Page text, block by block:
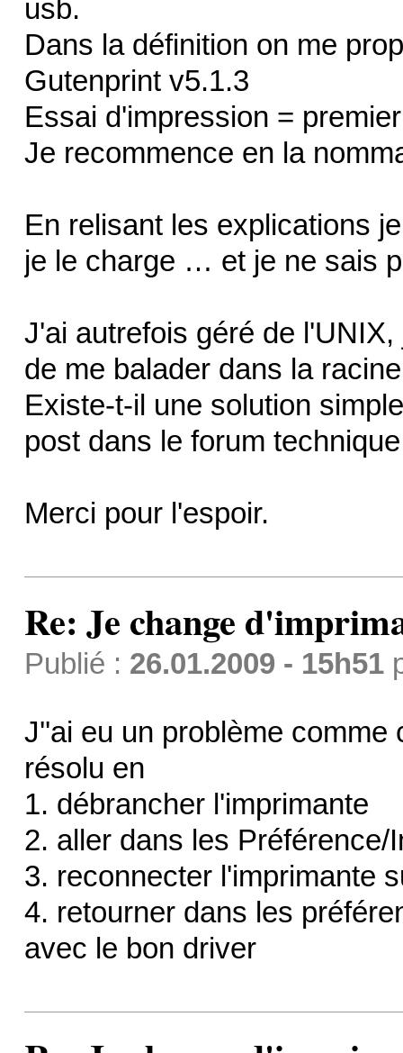
usb.
Dans la définition on me
Gutenprint v5.1.3
Essai d'impression =
Je recommence en la
En relisant les explications
je le charge … et je ne sais
J'ai autrefois géré de
de me balader dans la
Existe-t-il une solution
post dans le forum
Merci pour l'espoir.
Re: Je change
Publié : 26.01.2009 - 15h51
J''ai eu un problème comme
résolu en
1. débrancher l'imprimante
2. aller dans les
3. reconnecter l'imprimante
4. retourner dans les
avec le bon driver